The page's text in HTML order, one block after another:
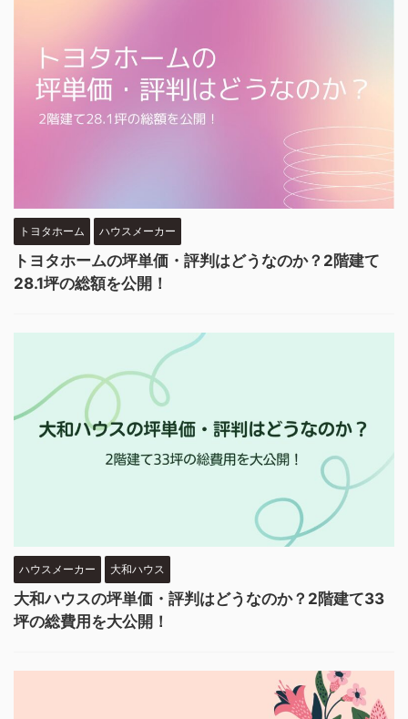
トヨタホーム ハウスメーカー
トヨタホームの坪単価・評判はどうなのか？2階建て
28.1坪の総額を公開！
ハウスメーカー 大和ハウス
大和ハウスの坪単価・評判はどうなのか？2階建て33
坪の総費用を大公開！